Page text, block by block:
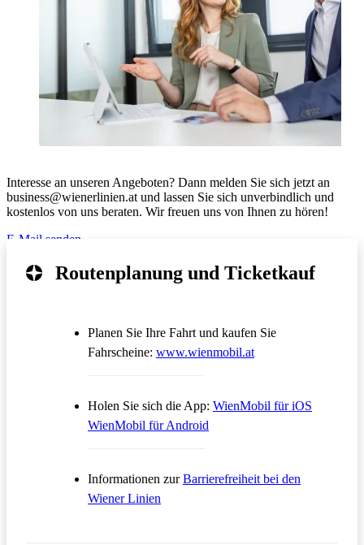
Interesse an unseren Angeboten? Dann melden Sie sich jetzt an
business@wienerlinien.at und lassen Sie sich unverbindlich und
kostenlos von uns beraten. Wir freuen uns von Ihnen zu hören!
E-Mail senden
Routenplanung und Ticketkauf
Planen Sie Ihre Fahrt und kaufen Sie
Fahrscheine: www.wienmobil.atÖffnet in einem
Holen Sie sich die App: WienMobil für iOS
WienMobil für Android
Informationen zurBarrierefreiheit bei den
Wiener Linien